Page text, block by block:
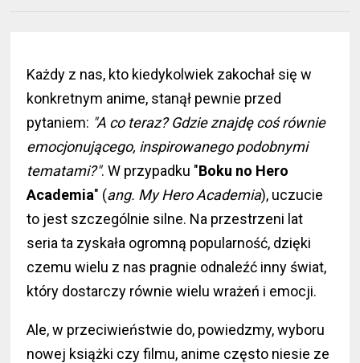
Każdy z nas, kto kiedykolwiek zakochał się w
konkretnym anime, stanął pewnie przed
pytaniem: "A co teraz? Gdzie znajdę coś równie
emocjonującego, inspirowanego podobnymi
tematami?". W przypadku "Boku no Hero
Academia" (ang. My Hero Academia), uczucie
to jest szczególnie silne. Na przestrzeni lat
seria ta zyskała ogromną popularność, dzięki
czemu wielu z nas pragnie odnaleźć inny świat,
który dostarczy równie wielu wrażeń i emocji.
Ale, w przeciwieństwie do, powiedzmy, wyboru
nowej książki czy filmu, anime często niesie ze